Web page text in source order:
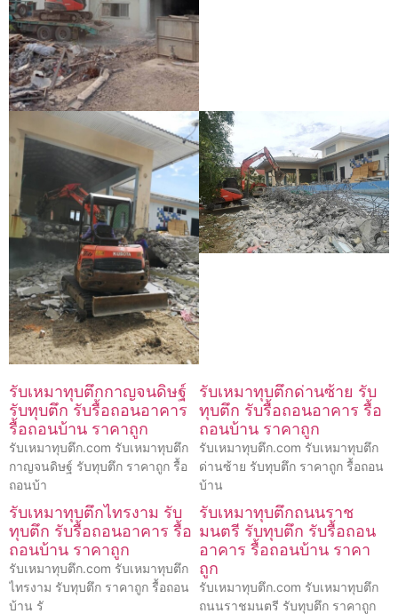
รับเหมาทุบตึกกาญจนดิษฐ์
รับทุบตึก รับรื้อถอนอาคาร
รื้อถอนบ้าน ราคาถูก
รับเหมาทุบตึก.com รับเหมาทุบตึก
กาญจนดิษฐ์ รับทุบตึก ราคาถูก รื้อ
ถอนบ้า
รับเหมาทุบตึกด่านซ้าย รับ
ทุบตึก รับรื้อถอนอาคาร รื้อ
ถอนบ้าน ราคาถูก
รับเหมาทุบตึก.com รับเหมาทุบตึก
ด่านซ้าย รับทุบตึก ราคาถูก รื้อถอน
บ้าน
รับเหมาทุบตึกไทรงาม รับ
ทุบตึก รับรื้อถอนอาคาร รื้อ
ถอนบ้าน ราคาถูก
รับเหมาทุบตึก.com รับเหมาทุบตึก
ไทรงาม รับทุบตึก ราคาถูก รื้อถอน
บ้าน รั
รับเหมาทุบตึกถนนราช
มนตรี รับทุบตึก รับรื้อถอน
อาคาร รื้อถอนบ้าน ราคา
ถูก
รับเหมาทุบตึก.com รับเหมาทุบตึก
ถนนราชมนตรี รับทุบตึก ราคาถูก